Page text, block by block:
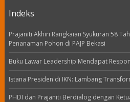
Indeks
Prajaniti Akhiri Rangkaian Syukuran 58
Penanaman Pohon di PAJP Bekasi
Buku Lawar Leadership Mendapat
Istana Presiden di IKN: Lambang
PHDI dan Prajaniti Berdialog dengan